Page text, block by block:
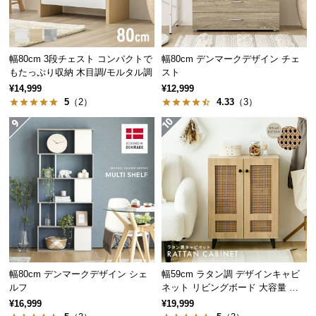
サ
ポ
ー
ト
グ
企
シリーズで揃えてトータ
ルコーデ
同シリーズの家具で揃えることで空間に統一性
が生まれ、すっきりとまとまった印象のお部屋
になります。
幅80cm 3段チェスト コンパクトで
もたっぷり収納 木目調/モルタル調
¥14,999
5 （2）
幅80cm デンマークデザイン チェ
スト
¥12,999
4.33 （3）
幅80cm デンマークデザイン シェ
ルフ
¥16,999
幅59cm ラタン調 デザインキャビ
ネット リビングボード 大容量 可
動棚
¥19,999